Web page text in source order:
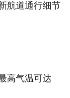
航道通行细节
高气温可达